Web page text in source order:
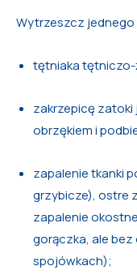
Wytrzeszcz
tętniaka
zakrzepicę zatoki
obrzękiem i
zapalenie tkanki
grzybicze), ostre
zapalenie
gorączka, ale
spojówkach);